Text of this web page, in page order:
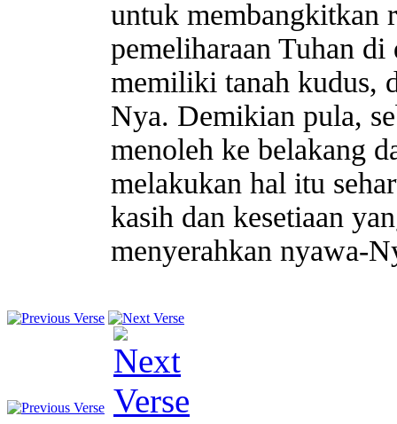
untuk membangkitkan
pemeliharaan Tuhan
memiliki tanah kudus,
Nya. Demikian pula,
menoleh ke belakang
melakukan hal itu
kasih dan kesetiaan
menyerahkan nyawa-